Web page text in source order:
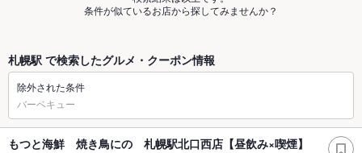
条件が似ているお店から探してみませんか？
札幌駅 で検索したグルメ・クーポン情報
除外された条件
バーベキュー
もつと海鮮 焼き鳥にの 札幌駅北口西店【昼飲み×喫煙】